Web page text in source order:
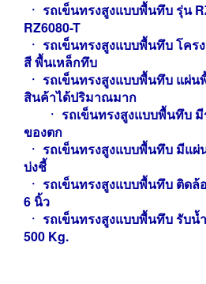
ㆍ รถเข็นทรงสูงแบบพื้นทึบ รุ่น
RZ6080-T
ㆍ รถเข็นทรงสูงแบบพื้นทึบ โคร
สี พื้นเหล็กทึบ
ㆍ รถเข็นทรงสูงแบบพื้นทึบ แผ่
สินค้าได้ปริม
ㆍ รถเข็นทรงสูงแบบพื้นทึบ มี
ของตก
ㆍ รถเข็นทรงสูงแบบพื้นทึบ มีแผ่
บ่งชี้
ㆍ รถเข็นทรงสูงแบบพื้นทึบ ติดล้
6 นิ้ว
ㆍ รถเข็นทรงสูงแบบพื้นทึบ รับน้
500 Kg.